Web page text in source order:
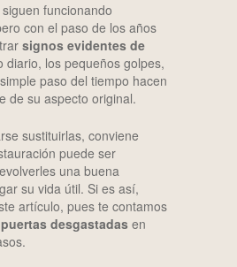
funcionando
con el paso de los años
signos evidentes de
diario, los pequeños golpes,
paso del tiempo hacen
de su aspecto original.
sustituirlas, conviene
puede ser
una buena
su vida útil. Si es así,
artículo, pues te contamos
desgastadas en